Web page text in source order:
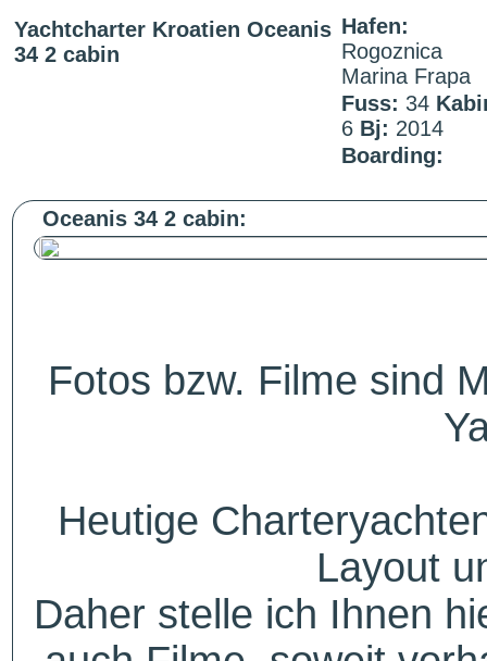
Yachtcharter Kroatien Oceanis
34 2 cabin
Hafen:
Rogoznica
Marina Frapa
Fuss: 34
6 Bj: 2014
Boarding:
Oceanis 34 2 cabin:
Fotos bzw. Filme sind
Heutige
Layout
Daher stelle ich Ihnen